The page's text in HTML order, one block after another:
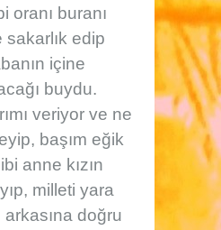
oranı buranı
sakarlık edip
içine
buydu.
veriyor ve ne
başım eğik
anne kızın
milleti yara
doğru